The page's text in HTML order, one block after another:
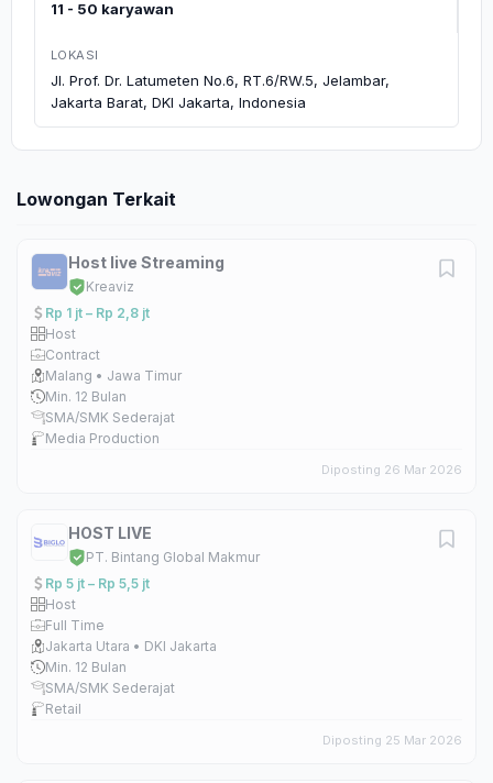
11 - 50 karyawan
LOKASI
Jl. Prof. Dr. Latumeten No.6, RT.6/RW.5, Jelambar,
Jakarta Barat, DKI Jakarta, Indonesia
Lowongan Terkait
Host live Streaming
Kreaviz
Rp 1 jt – Rp 2,8 jt
Host
Contract
Malang • Jawa Timur
Min. 12 Bulan
SMA/SMK Sederajat
Media Production
Diposting 26 Mar 2026
HOST LIVE
PT. Bintang Global Makmur
Rp 5 jt – Rp 5,5 jt
Host
Full Time
Jakarta Utara • DKI Jakarta
Min. 12 Bulan
SMA/SMK Sederajat
Retail
Diposting 25 Mar 2026